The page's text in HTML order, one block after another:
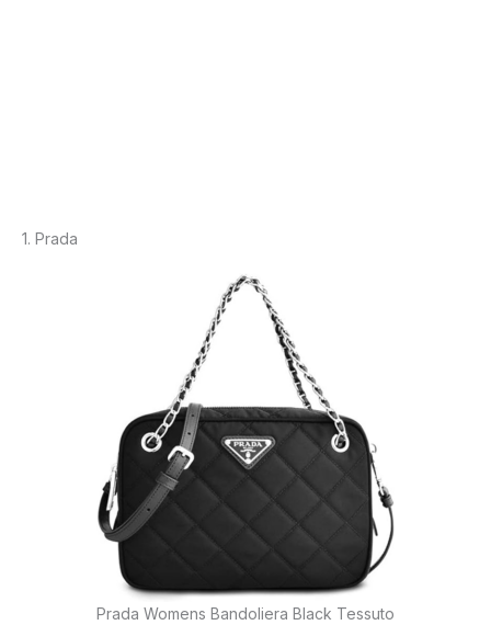
1. Prada
Prada Womens Bandoliera Black Tessuto